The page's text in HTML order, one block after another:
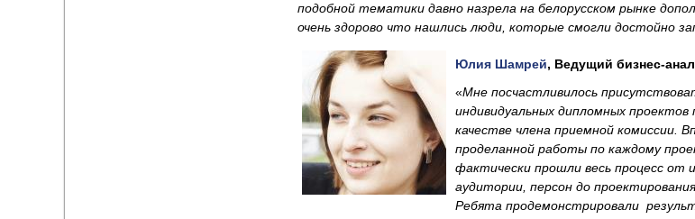
подобной тематики давно назрела на белорусском рынке
очень здорово что нашлись люди, которые смогли достойно
Юлия Шамрей, Ведущий бизнес-
«Мне посчастливилось
индивидуальных дипломных
качестве члена приемной комиссии.
проделанной работы по каждому
фактически прошли весь процесс от
аудитории, персон до
Ребята продемонстрировали